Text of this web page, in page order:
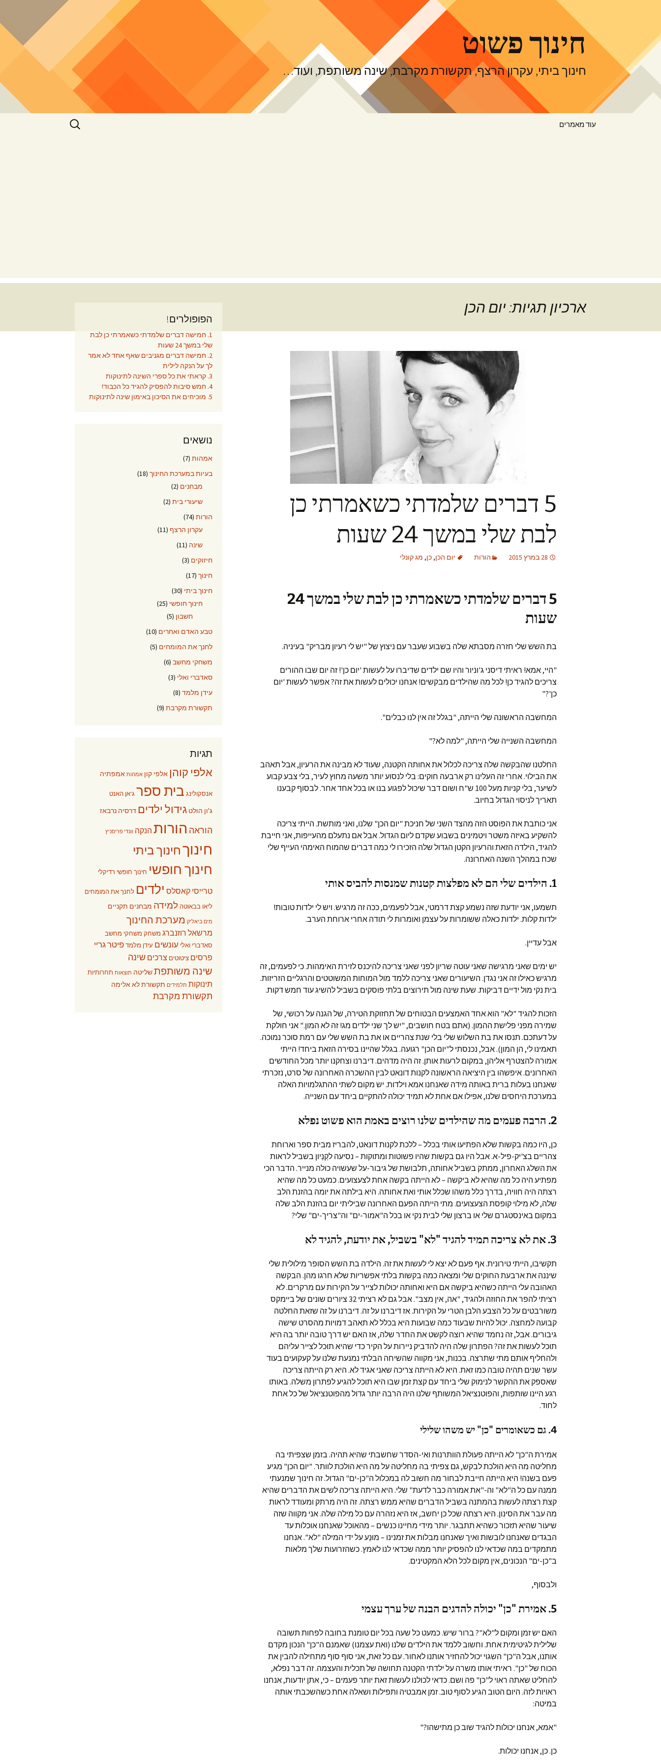
חינוך פשוט
חינוך ביתי, עקרון הרצף, תקשורת מקרבת, שינה משותפת, ועוד…
עוד מאמרים
חיפוש:
ארכיון תגיות: יום הכן
5 דברים שלמדתי כשאמרתי כן
לבת שלי במשך 24 שעות
28 במרץ 2015 הורות יום הכן, כן, מג קונלי
5 דברים שלמדתי כשאמרתי כן לבת שלי במשך 24
שעות
בת השש שלי חזרה מסבתא שלה בשבוע שעבר עם ניצוץ של "יש לי רעיון מבריק" בעיניה.
"היי, אמא! ראיתי דיסני ג'וניור והיו שם ילדים שדיברו על לעשות 'יום כן'! זה יום שבו ההורים
צריכים להגיד כן! לכל מה שהילדים מבקשים! אנחנו יכולים לעשות את זה? אפשר לעשות 'יום
כן'?"
המחשבה הראשונה שלי הייתה, "בגלל זה אין לנו כבלים".
המחשבה השנייה שלי הייתה, "למה לא?"
החלטנו שהבקשה שלה צריכה לכלול את אחותה הקטנה, שעוד לא מבינה את הרעיון, אבל תאהב
את הבילוי. אחרי זה העלינו רק ארבעה חוקים: בלי לנסוע יותר משעה מחוץ לעיר, בלי צבע קבוע
לשיער, בלי קניות מעל 100 ש"ח ושום דבר שיכול לפגוע בנו או בכל אחד אחר. לבסוף קבענו
תאריך לניסוי הגדול בחיוב.
אני כותבת את הפוסט הזה מהצד השני של חניכת "יום הכן" שלנו, ואני מותשת. הייתי צריכה
להשקיע באיזה משטר ויטמינים בשבוע שקדם ליום הגדול. אבל אם נתעלם מהעייפות, אני חייבת
להגיד, הילדה הזאת והרעיון הקטן הגדול שלה הזכירו לי כמה דברים שהמוח האימהי העייף שלי
שכח במהלך השנה האחרונה.
1. הילדים שלי הם לא מפלצות קטנות שמנסות להביס אותי
תשמעו, אני יודעת שזה נשמע קצת דרמטי, אבל לפעמים, ככה זה מרגיש. ויש לי ילדות טובות!
ילדות קלות. ילדות כאלה ששומרות על עצמן ואומרות לי תודה אחרי ארוחת הערב.
אבל עדיין.
יש ימים שאני מרגישה שאני עוטה שריון לפני שאני צריכה להיכנס לזירת האימהות. כי לפעמים, זה
מרגיש כאילו זה אני נגדן. השיעורים שאני צריכה ללמד מול המוחות המשוטטים והרגליים הזריזות.
בית נקי מול ידיים דביקות. שעת שינה מול תירוצים בלתי פוסקים בשביל להשיג עוד חמש דקות.
הזכות להגיד "לא" הוא אחד האמצעים הבטוחים של תחזוקת הטירה, של הגנה על רכושי, של
שמירה מפני פלישת ההמון. (אתם בטח חושבים, "יש לך שני ילדים מג! זה לא המון." אני חולקת
על דעתכם. תנסו את בת השלוש שלי בלי שנת צהריים או את בת השש שלי עם רמת סוכר נמוכה.
תאמינו לי, הן המון). אבל, נכנסתי ל"יום הכן" רגועה. בגלל שהיינו בסירה הזאת ביחד! הייתי
אמורה להצטרף אליהן, במקום לרעות אותן. זה היה מדהים. דיברנו וצחקנו יותר מכל החודשים
האחרונים. איפשהו בין היציאה הראשונה לקנות דונאט לבין ההשכרה האחרונה של סרט, נזכרתי
שאנחנו בעלות ברית באותה מידה שאנחנו אמא וילדות. יש מקום לשתי ההתגלמויות האלה
במערכת היחסים שלנו, אפילו אם אחת לא תמיד יכולה להתקיים ביחד עם השנייה.
2. הרבה פעמים מה שהילדים שלנו רוצים באמת הוא פשוט נפלא
כן, היו כמה בקשות שלא הפתיעו אותי בכלל – ללכת לקנות דונאט, להבריז מבית ספר וארוחת
צהריים בצ'יק-פיל-א. אבל היו גם בקשות שהיו פשוטות ומתוקות – נסיעה לקַנְיון בשביל לראות
את השלג האחרון, ממתק בשביל אחותה, תלבושת של גיבור-על שעשויה כולה מנייר. הדבר הכי
מפתיע היה כל מה שהיא לא ביקשה – לא הייתה בקשה אחת לצעצועים. כמעט כל מה שהיא
רצתה היה חוויה, בדרך כלל משהו שכלל אותי ואת אחותה. היא בילתה את יומה בהזנת הלב
שלה, לא מילוי קופסת הצעצועים. מתי הייתה הפעם האחרונה שביליתי יום בהזנת הלב שלה
במקום באינסטגרם שלי או ברצון שלי לבית נקי או בכל ה"אמור-ים" וה"צריך-ים" שלי?
3. את לא צריכה תמיד להגיד "לא" בשביל, את יודעת, להגיד לא
תקשיבו, הייתי טירונית. אף פעם לא יצא לי לעשות את זה. הילדה בת השש הסופר מילולית שלי
שיננה את ארבעת החוקים שלי ומצאה כמה בקשות בלתי אפשריות שלא חרגו מהן. הבקשה
האהובה עלי הייתה כשהיא ביקשה אם היא ואחותה יכולות לצייר על הקירות עם מרקרים. לא
רציתי להפר את החוזה ולהגיד, "אה, אין מצב". אבל גם לא רציתי 32 ציורים שונים של ביימקס
משורבטים על כל הצבע הלבן הטרי על הקירות. אז דיברנו על זה. דיברנו על זה שזאת החלטה
קבועה למחצה. יכול להיות שבעוד כמה שבועות היא בכלל לא תאהב דמויות מהסרט שישה
גיבורים. אבל, זה נחמד שהיא רוצה לקשט את החדר שלה, אז האם יש דרך טובה יותר בה היא
תוכל לעשות את זה? הפתרון שלה היה להדביק ניירות על הקיר כדי שהיא תוכל לצייר עליהם
ולהחליף אותם מתי שתרצה. בכנות, אני מקווה שהשיחה הבלתי נמנעת שלנו על קעקועים בעוד
עשר שנים תהיה טובה כמו זאת. היא לא הייתה צריכה שאני אגיד לא. היא רק הייתה צריכה
שאספק את ההקשר לנימוק שלי ביחד עם קצת זמן שבו היא תוכל להגיע לפתרון משלה. באותו
רגע היינו שותפות, והפוטנציאל המשותף שלנו היה הרבה יותר גדול מהפוטנציאל של כל אחת
לחוד.
4. גם כשאומרים "כן" יש משהו שלילי
אמירת ה"כן" לא הייתה פעולת הוותרנות ואי-הסדר שחשבתי שהיא תהיה. בזמן שצפיתי בה
מחליטה מה היא הולכת לבקש, גם צפיתי בה מחליטה על מה היא הולכת לוותר. "יום הכן" מגיע
פעם בשנה! היא הייתה חייבת לבחור מה חשוב לה במכלול ה"כן-ים" הגדול. זה חינוך שמנעתי
ממנה עם כל ה"לא" וה-"את אמורה כבר לדעת" שלי. היא הייתה צריכה לשים את הדברים שהיא
קצת רצתה לעשות בהמתנה בשביל הדברים שהיא ממש רצתה. זה היה מרתק ומעודד לראות
מה עבר את הסינון. היא רצתה שכל כן יחשב, אז היא נזהרה עם כל מילה שלה. אני מקווה שזה
שיעור שהיא תזכור כשהיא תתבגר. יותר מידי מחיינו כנשים – מהאוכל שאנחנו אוכלות עד
הבגדים שאנחנו לובשות ואיך שאנחנו מבלות את זמנינו – מוּנַע על ידי המילה "לא". אנחנו
מתמקדים במה שכדאי לנו להפסיק יותר ממה שכדאי לנו לאמץ. כשהזרועות שלך מלאות
ב"כן-ים" הנכונים, אין מקום לכל הלא המקטינים.
ולבסוף,
5. אמירת "כן" יכולה להדגים הבנה של ערך עצמי
האם יש זמן ומקום ל"לא"? ברור שיש. כמעט כל שעה בכל יום טומנת בחובה לפחות תשובה
שלילית לגיטימית אחת. וחשוב ללמד את הילדים שלנו (ואת עצמנו) שאמנם ה"כן" הנכון מקדם
אותנו, אבל ה"כן" השגוי יכול להחזיר אותנו לאחור. עם כל זאת, אני סוף סוף מתחילה להבין את
הכוח של "כן". ראיתי אותו משרה על ילדתי הקטנה תחושה של תכלית והעצמה. זה דבר נפלא,
להחליט שאתה ראוי ל"כן" פה ושם. כדאי לכולנו לעשות זאת יותר פעמים – כי, אתן יודעות, אנחנו
ראויות לזה. היום הטוב הגיע לסוף טוב. זמן אמבטיה ותפילות ושאלה אחת כשהשכבתי אותה
במיטה:
"אמא, אנחנו יכולות להגיד שוב כן מתישהו?"
כן. כן, אנחנו יכולות.
הפופולרים!
1. חמישה דברים שלמדתי כשאמרתי כן לבת
שלי במשך 24 שעות
2. חמישה דברים מגניבים שאף אחד לא אמר
לך על הנקה לילית
3. קראתי את כל ספרי השינה לתינוקות
4. חמש סיבות להפסיק להגיד כל הכבוד!
5. מוכיחים את הסיכון באימון שינה לתינוקות
נושאים
אמהות (7)
בעיות במערכת החינוך (18)
מבחנים (2)
שיעורי בית (2)
הורות (74)
עקרון הרצף (11)
שינה (11)
חיזוקים (3)
חינוך (17)
חינוך ביתי (30)
חינוך חופשי (25)
חשבון (5)
טבע האדם ואחרים (10)
לחנך את המומחים (5)
משחקי מחשב (6)
סאדברי ואלי (3)
עידן מלמד (8)
תקשורת מקרבת (9)
תגיות
אלפי קוהן אלפי קון אמהות אמפתיה
אנסקולינג בית ספר ג'אן האנט
ג'ון הולט גידול ילדים דרסיה נרבאז
הוראה הורות הנקה וונדי פריסניץ
חינוךחינוך ביתי
חינוך חופשי חינוך חופשי רדיקלי
טרייסי קאסלס ילדים לחנך את המומחים
ליאו בבאוטה למידה מבחנים תקניים
מים ביאליק מערכת החינוך
מרשאל רוזנברג משחק משחקי מחשב
סאדברי ואלי עונשים עידן מלמד פיטר גריי
פרסים ציטוטים צרכים שינה
שינה משותפתשליטה תוצאות תחרותיות
תינוקות תלמידים תקשורת לא אלימה
תקשורת מקרבת